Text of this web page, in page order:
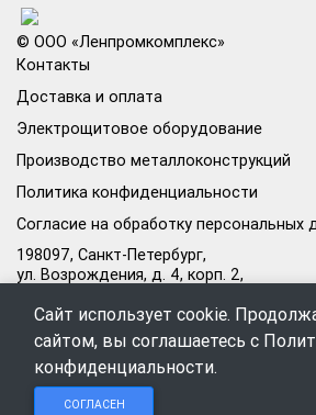
© ООО «Ленпромкомплекс»
Контакты
Доставка и оплата
Электрощитовое оборудование
Производство металлоконструкций
Политика конфиденциальности
Согласие на обработку персональных
198097, Санкт-Петербург,
ул. Возрождения, д. 4, корп. 2,
Режим работы офиса:
Пн–Пт: 09:00–18:00
+7 (812) 309-98-44
Сайт использует cookie.
сайтом, вы соглашаетесь с
конфиденциальности.
СОГЛАСЕН